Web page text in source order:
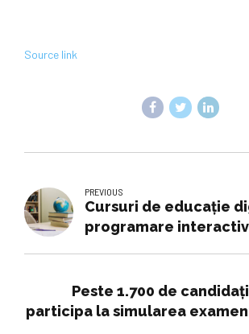
Source link
PREVIOUS
Cursuri de educație
programare
Peste 1.700 de
participa la simularea